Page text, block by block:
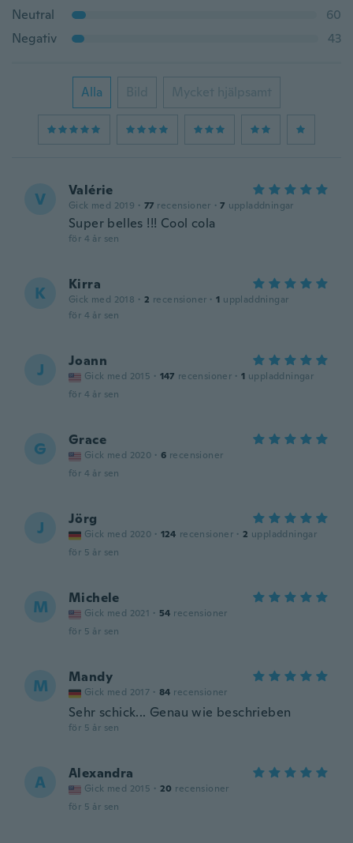
Neutral
60
Negativ
43
Alla Bild Mycket hjälpsamt
V Valérie
Gick med 2019 · 77 recensioner · 7 uppladdningar
Super belles !!! Cool cola
för 4 år sen
K Kirra
Gick med 2018 · 2 recensioner · 1 uppladdningar
för 4 år sen
J Joann
Gick med 2015 · 147 recensioner · 1 uppladdningar
för 4 år sen
G Grace
Gick med 2020 · 6 recensioner
för 4 år sen
J Jörg
Gick med 2020 · 124 recensioner · 2 uppladdningar
för 5 år sen
M Michele
Gick med 2021 · 54 recensioner
för 5 år sen
M Mandy
Gick med 2017 · 84 recensioner
Sehr schick... Genau wie beschrieben
för 5 år sen
A Alexandra
Gick med 2015 · 20 recensioner
för 5 år sen